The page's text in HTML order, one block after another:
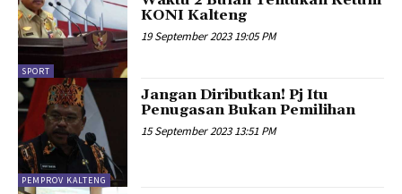
SPORT
KONI Kalteng
19 September 2023 19:05 PM
PEMPROV KALTENG
Jangan Diributkan! Pj Itu
Penugasan Bukan Pemilihan
15 September 2023 13:51 PM